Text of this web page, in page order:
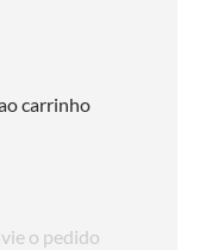
carrinho
o pedido